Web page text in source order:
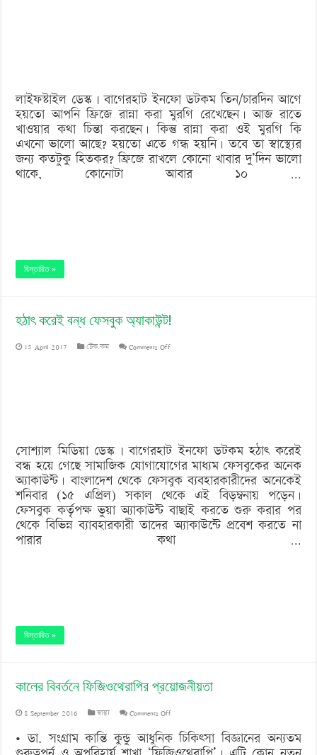
যাবে?
লাইফস্টাইল ডেস্ক | বাগেরহাট ইনফো ডটকম তিন/চারদিন আগে
হয়তো আপনি ফ্রিজে রান্না করা মুরগি রেখেছেন। আজ রাতে
খাওয়ার কথা চিন্তা করছেন। কিন্তু রান্না করা ওই মুরগি কি
এখনো ভালো আছে? হয়তো এতে গন্ধ হয়নি। তবে তা স্বাস্থ্যের
জন্য কতটুকু হিতকর? ফ্রিজে রাখলে কোনো খাবার দু’দিন ভালো
থাকে, কোনোটা আবার ১০ …
বিস্তারিত »
হঠাৎ করেই বন্ধ ফেসবুক অ্যাকাউন্ট!
15 April 2017 টেক.কম Comments Offon
অ্যাকাউন্ট!
সোশ্যাল মিডিয়া ডেস্ক | বাগেরহাট ইনফো ডটকম হঠাৎ করেই
বন্ধ হয়ে গেছে সামাজিক যোগাযোগের মাধ্যম ফেসবুকের অনেক
অ্যাকাউন্ট। বাংলাদেশ থেকে ফেসবুক ব্যবহারকারীদের অনেকেই
শনিবার (১৫ এপ্রিল) সকাল থেকে এই বিড়ম্বনায় পড়েন।
ফেসবুক কর্তৃপক্ষ ভুয়া অ্যাকাউন্ট বাছাই করতে শুরু করার পর
থেকে বিভিন্ন ব্যাবহারকারী তাদের অ্যাকাউন্টে প্রবেশ করতে না
পারার কথা …
বিস্তারিত »
কালের বিবর্তনে ফিজিওথেরাপির প্রয়োজনীয়তা
8 September 2016 স্বাস্থ্য Comments Offon
কালের
• ডা. সংগ্রাম কান্তি কুন্ডু আধুনিক চিকিৎসা বিজ্ঞানের অন্যতম